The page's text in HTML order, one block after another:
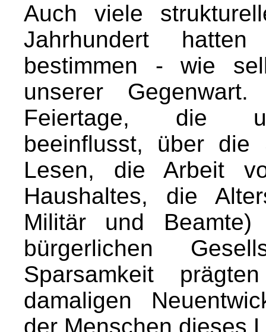
Auch viele
Jahrhundert
bestimmen - wie
unserer
Feiertage, die
beeinflusst, über die
Lesen, die Arbeit
Haushaltes, die
Militär und
bürgerlichen
Sparsamkeit
damaligen
der Menschen dieses